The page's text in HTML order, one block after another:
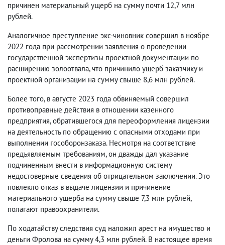
причинен материальный ущерб на сумму почти 12,7 млн
рублей.
Аналогичное преступление экс-чиновник совершил в ноябре
2022 года при рассмотрении заявления о проведении
государственной экспертизы проектной документации по
расширению золоотвала, что причинило ущерб заказчику и
проектной организации на сумму свыше 8,6 млн рублей.
Более того, в августе 2023 года обвиняемый совершил
противоправные действия в отношении казенного
предприятия, обратившегося для переоформления лицензии
на деятельность по обращению с опасными отходами при
выполнении гособоронзаказа. Несмотря на соответствие
предъявляемым требованиям, он дважды дал указание
подчиненным внести в информационную систему
недостоверные сведения об отрицательном заключении. Это
повлекло отказ в выдаче лицензии и причинение
материального ущерба на сумму свыше 7,3 млн рублей,
полагают правоохранители.
По ходатайству следствия суд наложил арест на имущество и
деньги Фролова на сумму 4,3 млн рублей. В настоящее время